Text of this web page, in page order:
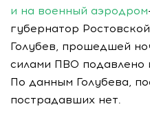
и на военный аэродром
губернатор
Голубев, прошедшей
силами ПВО
По данным Голубева,
пострадавших нет.